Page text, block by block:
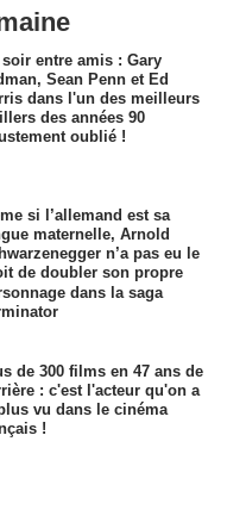
soir entre amis : Gary
Sean Penn et Ed
dans l'un des meilleurs
des années 90
oublié !
si l’allemand est sa
maternelle, Arnold
n’a pas eu le
de doubler son propre
dans la saga
de 300 films en 47 ans de
: c'est l'acteur qu'on a
vu dans le cinéma
!